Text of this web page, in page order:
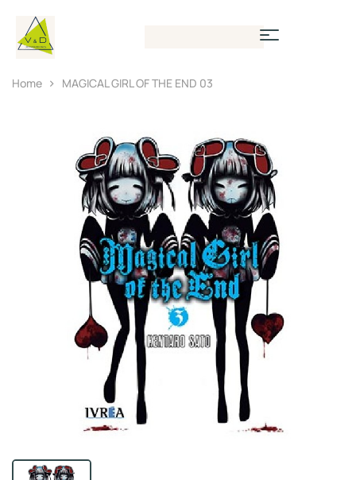
Home MAGICAL GIRL OF THE END 03